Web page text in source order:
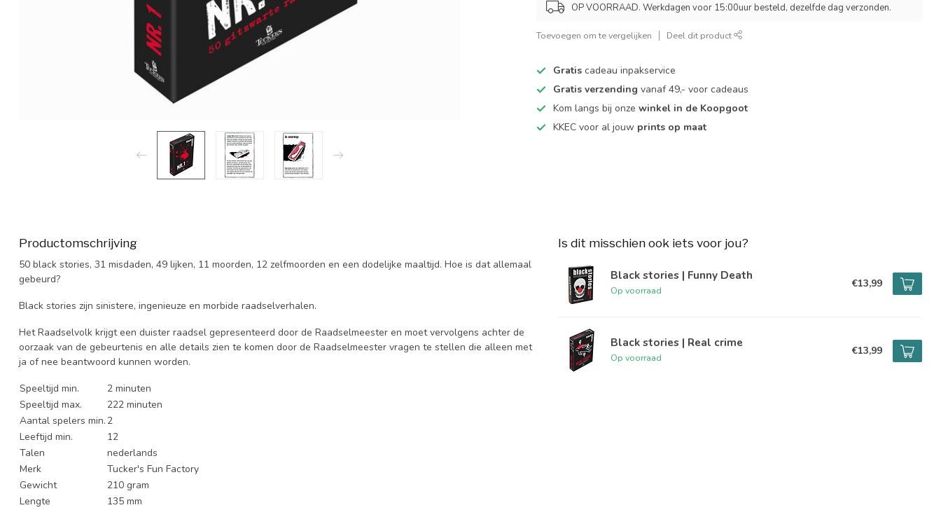
OP VOORRAAD. Werkdagen voor 15:00uur besteld, dezelfde dag verzonden.
Toevoegen om te vergelijken Deel dit product
Gratis cadeau inpakservice
Gratis verzending vanaf 49,- voor cadeaus
Kom langs bij onzewinkel in de Koopgoot
KKEC voor al jouw prints op maat
Productomschrijving
50 black stories, 31 misdaden, 49 lijken, 11 moorden, 12 zelfmoorden en een dodelijke maaltijd. Hoe is dat allemaal
gebeurd?
Black stories zijn sinistere, ingenieuze en morbide raadselverhalen.
Het Raadselvolk krijgt een duister raadsel gepresenteerd door de Raadselmeester en moet vervolgens achter de
oorzaak van de gebeurtenis en alle details zien te komen door de Raadselmeester vragen te stellen die alleen met
ja of nee beantwoord kunnen worden.
Speeltijd min.
2 minuten
Speeltijd max.
222 minuten
Aantal spelers min. 2
Leeftijd min.
12
Talen
nederlands
Merk
Tucker's Fun Factory
Gewicht
210 gram
Lengte
135 mm
Is dit misschien ook iets voor jou?
Black stories | Funny Death
Op voorraad
€13,99
Black stories | Real crime
Op voorraad
€13,99